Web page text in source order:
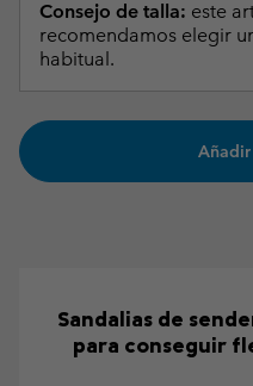
Consejo de talla: este
recomendamos elegir
habitual.
Añadir
Sandalias de
para conseguir